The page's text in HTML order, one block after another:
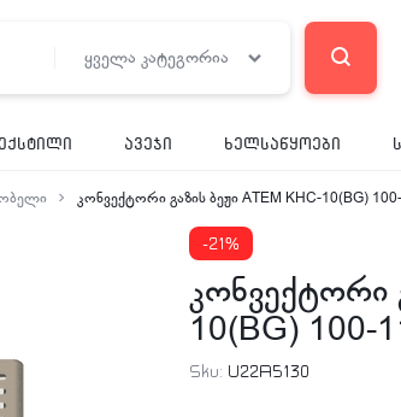
ყველა კატეგორია
ავეჯი ხელსაწყოები
კონვექტორი გაზის ბეჟი ATEM KHC-10(BG)
-21%
კონვექტორი
10(BG) 100-
Sku: U22A5130